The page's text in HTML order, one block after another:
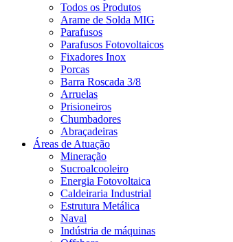
Todos os Produtos
Arame de Solda MIG
Parafusos
Parafusos Fotovoltaicos
Fixadores Inox
Porcas
Barra Roscada 3/8
Arruelas
Prisioneiros
Chumbadores
Abraçadeiras
Áreas de Atuação
Mineração
Sucroalcooleiro
Energia Fotovoltaica
Caldeiraria Industrial
Estrutura Metálica
Naval
Indústria de máquinas